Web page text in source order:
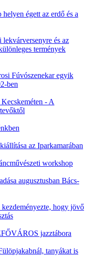
égett az erdő és a
lekvárversenyre és az
termények
Fúvószenekar egyik
ben
- A
az Iparkamarában
workshop
augusztusban Bács-
hogy jövő
jazztábora
tanyákat is